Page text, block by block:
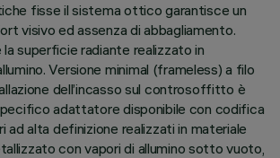
fisse il sistema ottico garantisce un
visivo ed assenza di abbagliamento.
superficie radiante realizzato in
Versione minimal (frameless) a filo
dell’incasso sul controsoffitto è
adattatore disponibile con codifica
ad alta definizione realizzati in materiale
con vapori di allumino sotto vuoto,